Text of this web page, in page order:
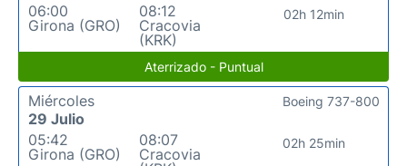
06:00
Girona (GRO)
08:12
Cracovia
(KRK)
02h 12min
Aterrizado - Puntual
Miércoles
29 Julio
05:42
Girona (GRO)
08:07
Cracovia
02h 25min
Boeing 737-800